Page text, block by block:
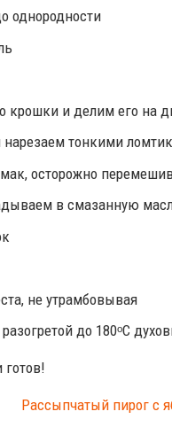
однородности
и делим его на
тонкими
осторожно
в смазанную
не утрамбовывая
до 180ᵒС